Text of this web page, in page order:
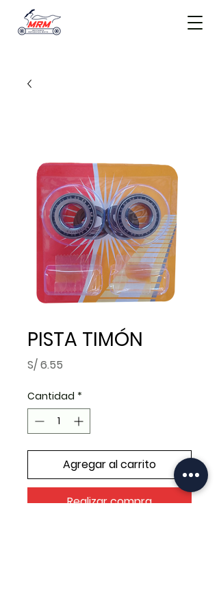
PISTA TIMÓN
S/ 6.55
Cantidad *
Agregar al carrito
Realizar compra